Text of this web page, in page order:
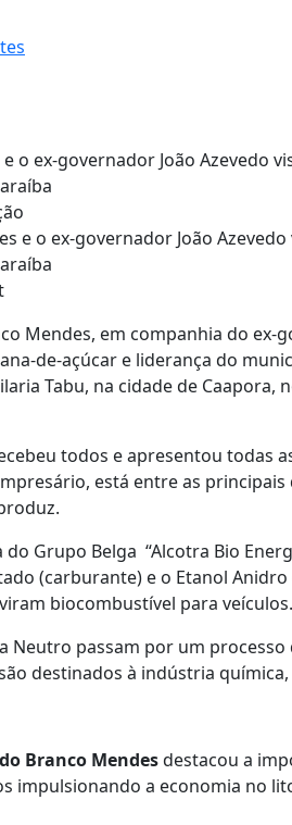
o ex-governador João Azevedo
Mendes, em companhia do ex-
de-açúcar e liderança do
Tabu, na cidade de Caapora,
todos e apresentou todas
está entre as
Grupo Belga “Alcotra Bio
(carburante) e o Etanol Anidro
biocombustível para veículos.
Neutro passam por um
destinados à indústria
Branco Mendesdestacou a
impulsionando a economia no